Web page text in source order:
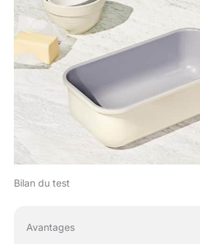
Bilan du test
Avantages